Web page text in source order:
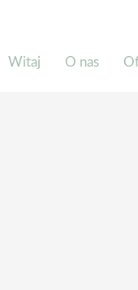
Witaj O nas